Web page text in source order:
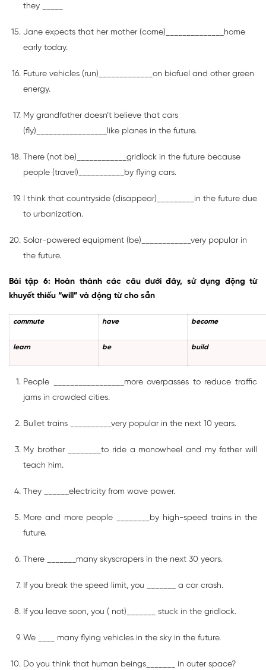
they _____
Jane expects that her mother (come)______________home
early today.
Future vehicles (run)_____________on biofuel and other green
energy.
My grandfather doesn’t believe that cars
(fly)_________________like planes in the future.
There (not be)____________gridlock in the future because
people (travel)___________by flying cars.
I think that countryside (disappear)_________in the future due
to urbanization.
Solar-powered equipment (be)____________very popular in
the future.
Bài tập 6: Hoàn thành các câu dưới đây, sử dụng động từ
khuyết thiếu “will” và động từ cho sẵn
commute have become
learn be build
People _________________more overpasses to reduce traffic
jams in crowded cities.
Bullet trains __________very popular in the next 10 years.
My brother ________to ride a monowheel and my father will
teach him.
They ______electricity from wave power.
More and more people ________by high-speed trains in the
future.
There _______many skyscrapers in the next 30 years.
If you break the speed limit, you _______ a car crash.
If you leave soon, you ( not)_______ stuck in the gridlock.
We ____ many flying vehicles in the sky in the future.
Do you think that human beings_______ in outer space?